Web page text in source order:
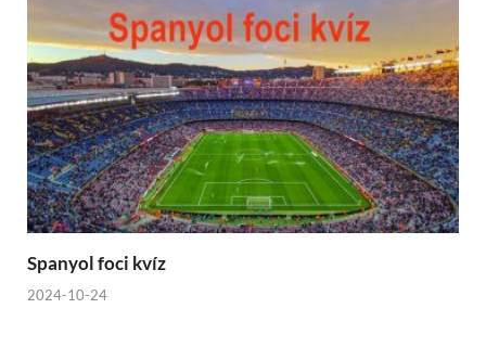
Spanyol foci kvíz
2024-10-24